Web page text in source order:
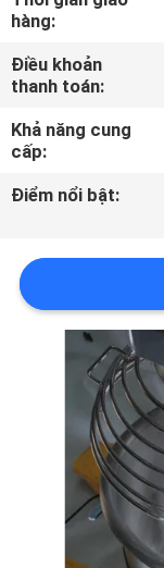
NHÀ
MÁY
KIỂM
SOÁT
CHẤT
LIÊN
CHÚNG
hàng:
Điều khoản
thanh toán:
Khả năng cung
cấp:
Điểm nổi bật: